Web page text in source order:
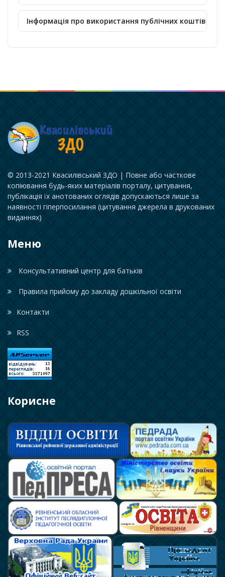
Інформація про використання публічних коштів
© 2013-2021 Квасилівський ЗДО | Повне або часткове
копіювання будь-яких матеріалів порталу, цитування,
публікація їх анотованих оглядів допускаються лише за
наявності гіперпосилання (цитування джерела в друкованих
виданнях)
Меню
Консультативний центр для батьків
Правила прийому до закладу дошкільної освіти
Контакти
RSS
Корисне